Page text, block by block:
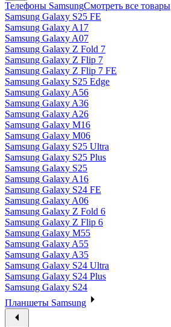
Телефоны SamsungСмотреть все товары
Samsung Galaxy S25 FE
Samsung Galaxy A17
Samsung Galaxy A07
Samsung Galaxy Z Fold 7
Samsung Galaxy Z Flip 7
Samsung Galaxy Z Flip 7 FE
Samsung Galaxy S25 Edge
Samsung Galaxy A56
Samsung Galaxy A36
Samsung Galaxy A26
Samsung Galaxy M16
Samsung Galaxy M06
Samsung Galaxy S25 Ultra
Samsung Galaxy S25 Plus
Samsung Galaxy S25
Samsung Galaxy A16
Samsung Galaxy S24 FE
Samsung Galaxy A06
Samsung Galaxy Z Fold 6
Samsung Galaxy Z Flip 6
Samsung Galaxy M55
Samsung Galaxy A55
Samsung Galaxy A35
Samsung Galaxy S24 Ultra
Samsung Galaxy S24 Plus
Samsung Galaxy S24
Планшеты Samsung